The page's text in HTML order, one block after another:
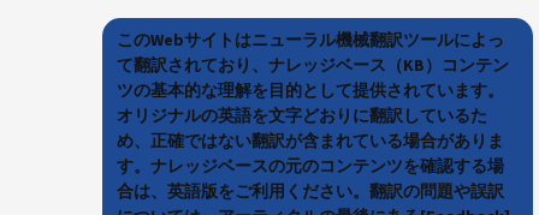
このWebサイトはニューラル機械翻訳ツールによっ
て翻訳されており、ナレッジベース（KB）コンテン
ツの基本的な理解を目的として提供されています。
オリジナルの英語を文字どおりに翻訳しているた
め、正確ではない翻訳が含まれている場合がありま
す。ナレッジベースの元のコンテンツを確認する場
合は、英語版をご利用ください。翻訳の問題や誤訳